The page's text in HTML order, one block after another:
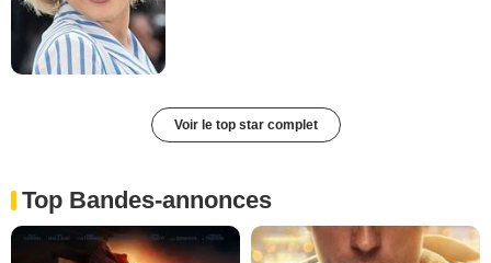
Voir le top star complet
Top Bandes-annonces